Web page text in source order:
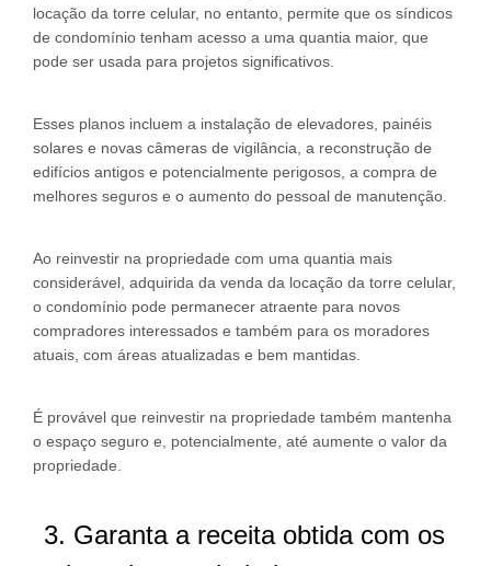
locação da torre celular, no entanto, permite que os síndicos
de condomínio tenham acesso a uma quantia maior, que
pode ser usada para projetos significativos.
Esses planos incluem a instalação de elevadores, painéis
solares e novas câmeras de vigilância, a reconstrução de
edifícios antigos e potencialmente perigosos, a compra de
melhores seguros e o aumento do pessoal de manutenção.
Ao reinvestir na propriedade com uma quantia mais
considerável, adquirida da venda da locação da torre celular,
o condomínio pode permanecer atraente para novos
compradores interessados e também para os moradores
atuais, com áreas atualizadas e bem mantidas.
É provável que reinvestir na propriedade também mantenha
o espaço seguro e, potencialmente, até aumente o valor da
propriedade.
3. Garanta a receita obtida com os